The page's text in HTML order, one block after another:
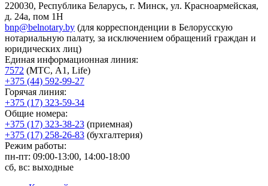
220030, Республика Беларусь, г. Минск, ул. Красноармейская,
д. 24а, пом 1Н
bnp@belnotary.by (для корреспонденции в Белорусскую
нотариальную палату, за исключением обращений граждан и
юридических лиц)
Единая информационная линия:
7572 (МТС, A1, Life)
+375 (44) 592-99-27
Горячая линия:
+375 (17) 323-59-34
Общие номера:
+375 (17) 323-38-23 (приемная)
+375 (17) 258-26-83 (бухгалтерия)
Режим работы:
пн-пт: 09:00-13:00, 14:00-18:00
сб, вс: выходные